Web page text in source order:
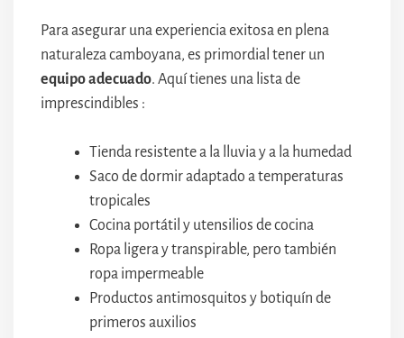
Para asegurar una experiencia exitosa en plena
naturaleza camboyana, es primordial tener un
equipo adecuado. Aquí tienes una lista de
imprescindibles :
Tienda resistente a la lluvia y a la humedad
Saco de dormir adaptado a temperaturas
tropicales
Cocina portátil y utensilios de cocina
Ropa ligera y transpirable, pero también
ropa impermeable
Productos antimosquitos y botiquín de
primeros auxilios